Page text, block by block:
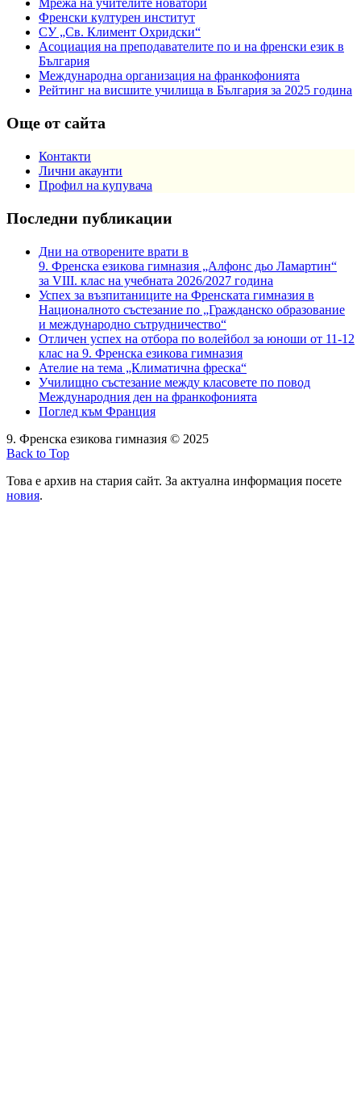
Френски културен институт
СУ „Св. Климент Охридски“
Асоциация на преподавателите по и на френски език в
България
Международна организация на франкофонията
Рейтинг на висшите училища в България за 2025 година
Още от сайта
Контакти
Лични акаунти
Профил на купувача
Последни публикации
Дни на отворените врати в
9. Френска езикова гимназия „Алфонс дьо Ламартин“
за VIII. клас на учебната 2026/2027 година
Успех за възпитаниците на Френската гимназия в
Националното състезание по „Гражданско образование
и международно сътрудничество“
Отличен успех на отбора по волейбол за юноши от 11-12
клас на 9. Френска езикова гимназия
Ателие на тема „Климатична фреска“
Училищно състезание между класовете по повод
Международния ден на франкофонията
Поглед към Франция
9. Френска езикова гимназия © 2025
Back to Top
Това е архив на стария сайт. За актуална информация посете
новия.